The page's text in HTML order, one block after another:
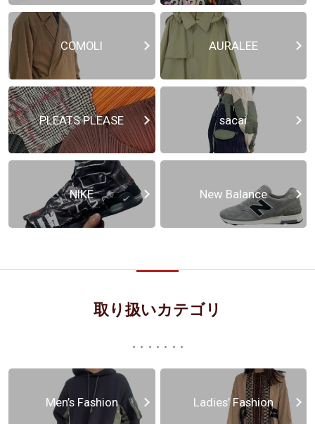
COMOLI AURALEE
PLEATS PLEASE sacai
NIKE New Balance
取り扱いカテゴリ
Men’s Fashion Ladies’ Fashion